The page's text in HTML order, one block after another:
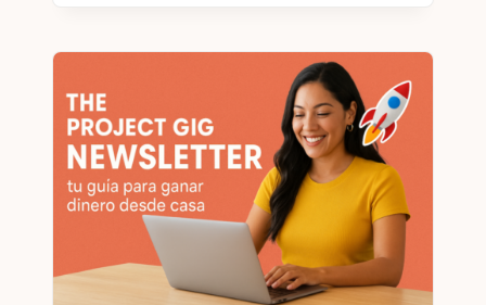
CON
ENVÍO
REDUCIDAS